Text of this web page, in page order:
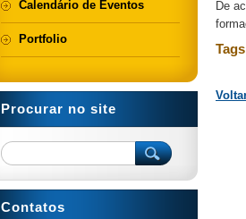
De
Tags
Calendário de Eventos
Portfolio
Procurar no site
Contatos